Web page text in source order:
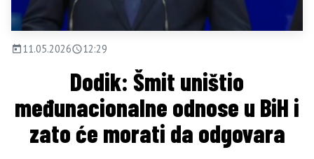
11.05.2026 12:29
Dodik: Šmit uništio
međunacionalne odnose u BiH i
zato će morati da odgovara